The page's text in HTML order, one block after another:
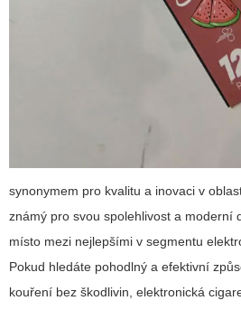
synonymem pro kvalitu a inovaci v
známý pro svou spolehlivost a moderní
místo mezi nejlepšími v segmentu
Pokud hledáte pohodlný a efektivní
kouření bez škodlivin, elektronická